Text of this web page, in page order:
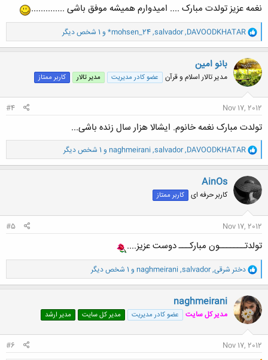
نغمه عزیز تولدت مبارک .... امیدوارم همیشه موفق باشی ..............
و
ا
ک
ن
ش
ه
ا
DAVOODKHATAR
,
salvador
,
*mohsen_24 و 1 شخص دیگر
بانو امین
مدیر تالار اسلام و قرآن عضو کادر مدیریت مدیر تالار کاربر ممتاز
Nov 17, 2012
#4
تولدت مبارک نغمه خانوم. ایشالا هزار سال زنده باشی...
و
ا
ک
ن
ش
ه
ا
DAVOODKHATAR
,
salvador
,
naghmeirani و 1 شخص دیگر
AinOs
کاربر حرفه ای کاربر ممتاز
Nov 17, 2012
#5
تولدتـــــــون مباركـــ دوست عزيز....
و
ا
ک
ن
ش
ه
ا
دختر شرقی,
salvador
,
naghmeirani و 1 شخص دیگر
naghmeirani
مدیر کل سایت عضو کادر مدیریت مدیر کل سایت مدیر ارشد
Nov 17, 2012
#6